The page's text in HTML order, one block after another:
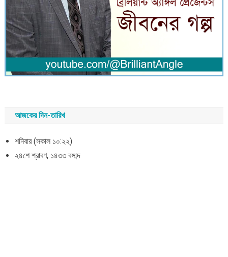
আজকের দিন-তারিখ
শনিবার (সকাল ১০:২২)
২৪শে শ্রাবণ, ১৪৩৩ বঙ্গাব্দ